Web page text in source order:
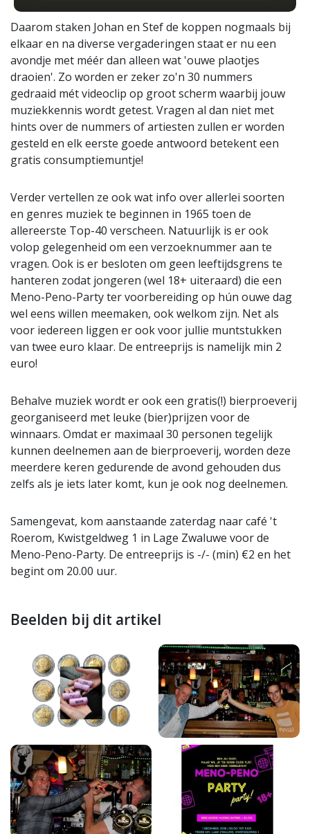
Daarom staken Johan en Stef de koppen nogmaals bij
elkaar en na diverse vergaderingen staat er nu een
avondje met méér dan alleen wat 'ouwe plaotjes
draoien'. Zo worden er zeker zo'n 30 nummers
gedraaid mét videoclip op groot scherm waarbij jouw
muziekkennis wordt getest. Vragen al dan niet met
hints over de nummers of artiesten zullen er worden
gesteld en elk eerste goede antwoord betekent een
gratis consumptiemuntje!
Verder vertellen ze ook wat info over allerlei soorten
en genres muziek te beginnen in 1965 toen de
allereerste Top-40 verscheen. Natuurlijk is er ook
volop gelegenheid om een verzoeknummer aan te
vragen. Ook is er besloten om geen leeftijdsgrens te
hanteren zodat jongeren (wel 18+ uiteraard) die een
Meno-Peno-Party ter voorbereiding op hún ouwe dag
wel eens willen meemaken, ook welkom zijn. Net als
voor iedereen liggen er ook voor jullie muntstukken
van twee euro klaar. De entreeprijs is namelijk min 2
euro!
Behalve muziek wordt er ook een gratis(!) bierproeverij
georganiseerd met leuke (bier)prijzen voor de
winnaars. Omdat er maximaal 30 personen tegelijk
kunnen deelnemen aan de bierproeverij, worden deze
meerdere keren gedurende de avond gehouden dus
zelfs als je iets later komt, kun je ook nog deelnemen.
Samengevat, kom aanstaande zaterdag naar café 't
Roerom, Kwistgeldweg 1 in Lage Zwaluwe voor de
Meno-Peno-Party. De entreeprijs is -/- (min) €2 en het
begint om 20.00 uur.
Beelden bij dit artikel